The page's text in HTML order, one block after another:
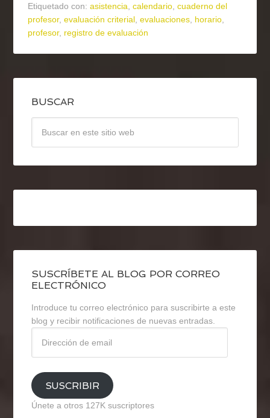
Etiquetado con:asistencia,calendario,cuaderno del
profesor,evaluación criterial,evaluaciones, horario,
profesor, registro de evaluación
BUSCAR
SUSCRÍBETE AL BLOG POR CORREO
ELECTRÓNICO
Introduce tu correo electrónico para suscribirte a este
blog y recibir notificaciones de nuevas entradas.
email
SUSCRIBIR
Únete a otros 127K suscriptores